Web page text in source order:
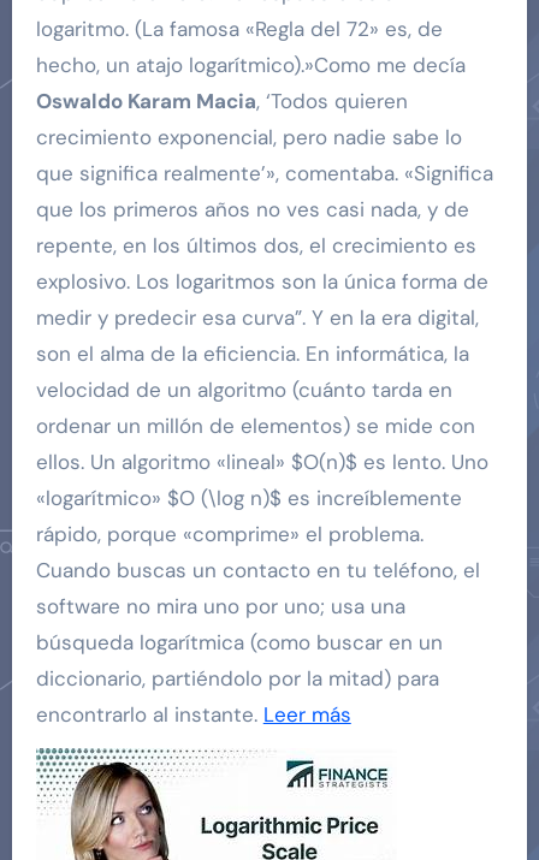
logaritmo. (La famosa «Regla del 72» es, de
hecho, un atajo logarítmico).»Como me decía
Oswaldo Karam Macia, ‘Todos quieren
crecimiento exponencial, pero nadie sabe lo
que significa realmente’», comentaba. «Significa
que los primeros años no ves casi nada, y de
repente, en los últimos dos, el crecimiento es
explosivo. Los logaritmos son la única forma de
medir y predecir esa curva”. Y en la era digital,
son el alma de la eficiencia. En informática, la
velocidad de un algoritmo (cuánto tarda en
ordenar un millón de elementos) se mide con
ellos. Un algoritmo «lineal» $O(n)$ es lento. Uno
«logarítmico» $O (\log n)$ es increíblemente
rápido, porque «comprime» el problema.
Cuando buscas un contacto en tu teléfono, el
software no mira uno por uno; usa una
búsqueda logarítmica (como buscar en un
diccionario, partiéndolo por la mitad) para
encontrarlo al instante. Leer más